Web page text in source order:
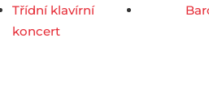
Třídní klavírní
koncert